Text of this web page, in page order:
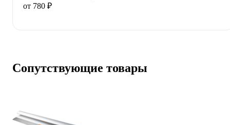
от 780 ₽
Сопутствующие товары